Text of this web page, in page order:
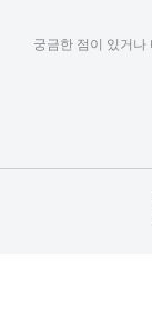
궁금한 점이 있거나